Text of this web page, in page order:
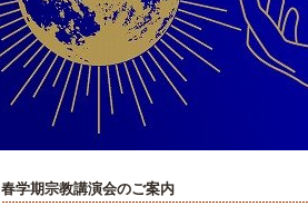
春学期宗教講演会のご案内